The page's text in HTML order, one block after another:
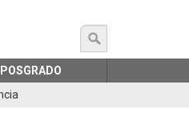
búsqueda
POSGRADO